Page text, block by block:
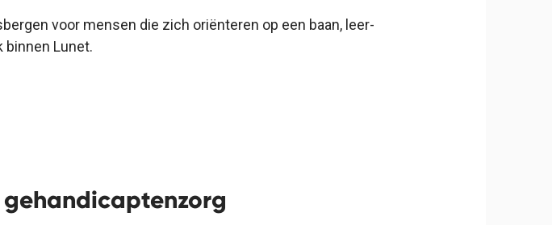
voor mensen die zich oriënteren op een baan, leer-
Lunet.